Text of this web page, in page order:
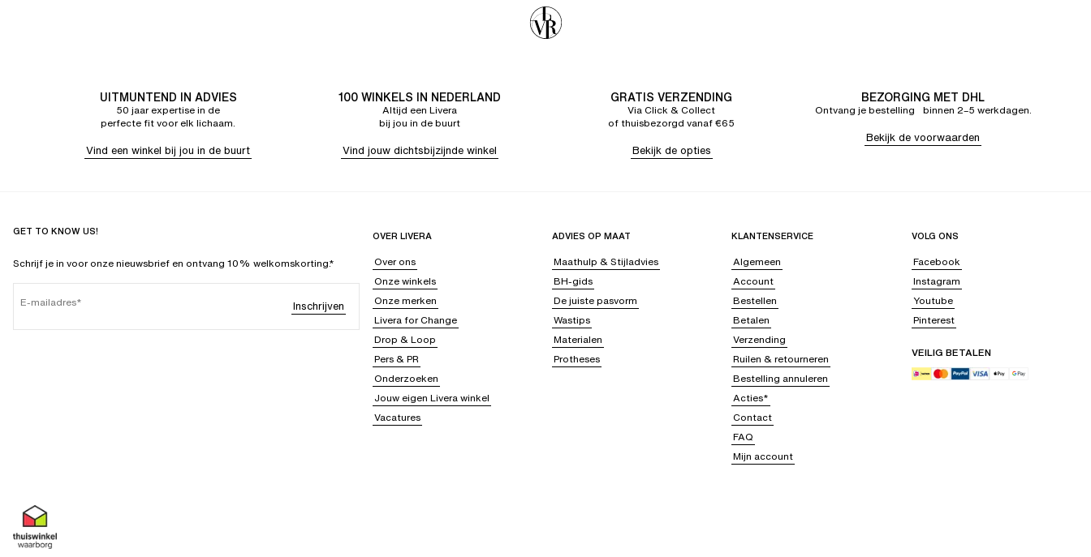
UITMUNTEND IN ADVIES
50 jaar expertise in de
perfecte fit voor elk lichaam.
Vind een winkel bij jou in de buurt
100 WINKELS IN NEDERLAND
Altijd een Livera
bij jou in de buurt
Vind jouw dichtsbijzijnde winkel
GRATIS VERZENDING
Via Click & Collect
of thuisbezorgd vanaf €65
Bekijk de opties
BEZORGING MET DHL
Ontvang je bestelling binnen 2–5 werkdagen.
Bekijk de voorwaarden
GET TO KNOW US!
Schrijf je in voor onze nieuwsbrief en ontvang 10% welkomskorting.*
E-mailadres Inschrijven
OVER LIVERA
Over ons
Onze winkels
Onze merken
Livera for Change
Drop & Loop
Pers & PR
Onderzoeken
Jouw eigen Livera winkel
Vacatures
ADVIES OP MAAT
Maathulp & Stijladvies
BH-gids
De juiste pasvorm
Wastips
Materialen
Protheses
KLANTENSERVICE
Algemeen
Account
Bestellen
Betalen
Verzending
Ruilen & retourneren
Bestelling annuleren
Acties*
Contact
FAQ
Mijn account
VOLG ONS
Facebook
Instagram
Youtube
Pinterest
VEILIG BETALEN